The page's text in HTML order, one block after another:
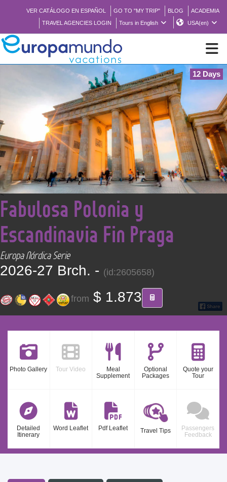
VER CATÁLOGO EN ESPAÑOL GO TO "MY TRIP" BLOG
ACADEMIA
TRAVEL AGENCIES LOGIN
Tours in English USA(en)
NEW
BROCHURE PDF
WHERE TO BUY
FEATURED
ABOUT US
CONTACT
12 Days
<
Fabulosa Polonia y
Escandinavia Fin Praga
Europa Nórdica Serie
2026-27 Brch. - (id:2605658)
from $ 1.873
Photo Gallery Tour Video
Meal
Supplement
Optional
Packages
Quote your
Tour
Detailed
Itinerary
Word Leaflet Pdf Leaflet Travel Tips
Passengers
Feedback